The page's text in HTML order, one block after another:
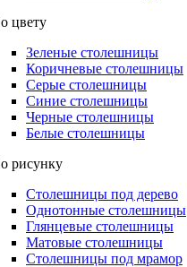
цвету
Зеленые столешницы
Коричневые столешницы
Серые столешницы
Синие столешницы
Черные столешницы
Белые столешницы
рисунку
Столешницы под дерево
Однотонные столешницы
Глянцевые столешницы
Матовые столешницы
Столешницы под мрамор